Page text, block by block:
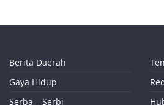
Berita Daerah
Gaya Hidup
Serba – Serbi